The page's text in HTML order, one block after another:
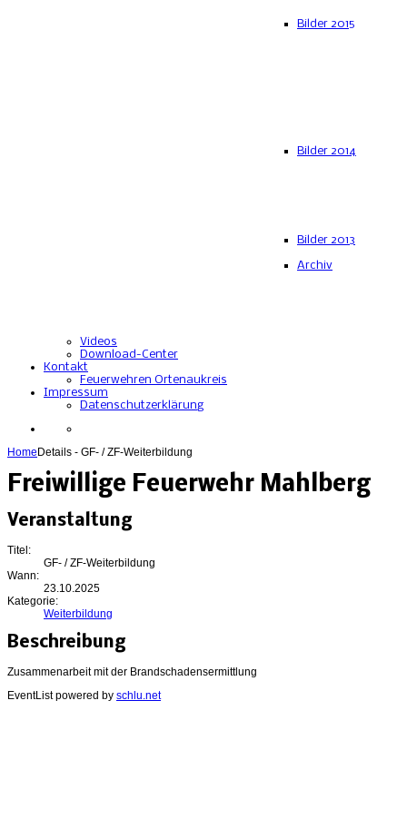
Bilder 2015
Bilder 2014
Bilder 2013
Archiv
Videos
Download-Center
Kontakt
Feuerwehren Ortenaukreis
Impressum
Datenschutzerklärung
Home Details - GF- / ZF-Weiterbildung
Freiwillige Feuerwehr Mahlberg
Veranstaltung
Titel:
GF- / ZF-Weiterbildung
Wann:
23.10.2025
Kategorie:
Weiterbildung
Beschreibung
Zusammenarbeit mit der Brandschadensermittlung
EventList powered by schlu.net